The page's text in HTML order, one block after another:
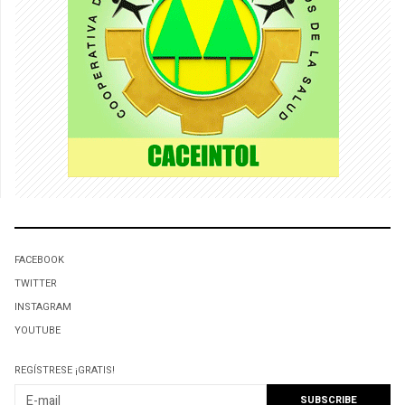
FACEBOOK
TWITTER
INSTAGRAM
YOUTUBE
REGÍSTRESE ¡GRATIS!